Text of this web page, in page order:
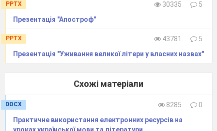
PPTX 30335
5
Презентація "Апостроф"
PPTX 43781
5
Презентація "Уживання великої літери у власних назвах"
Схожі матеріали
DOCX 8285
0
Практичне використання електронних ресурсів на